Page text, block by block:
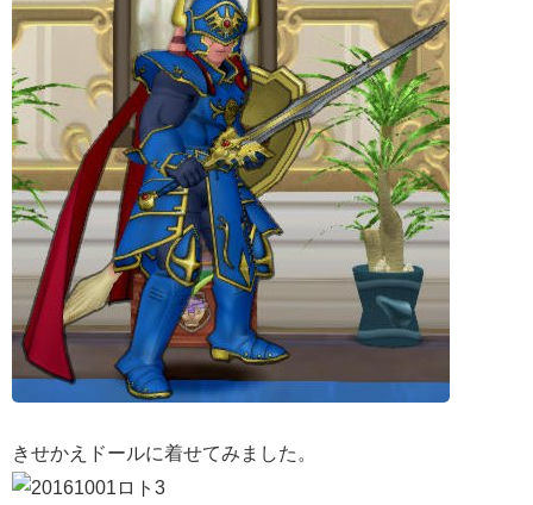
きせかえドールに着せてみました。